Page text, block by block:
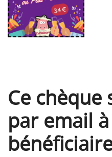
Ce chèque
par email